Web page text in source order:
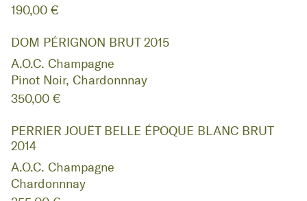
190,00 €
DOM PÉRIGNON BRUT 2015
A.O.C. Champagne
Pinot Noir, Chardonnnay
350,00 €
PERRIER JOUËT BELLE ÉPOQUE BLANC BRUT
2014
A.O.C. Champagne
Chardonnnay